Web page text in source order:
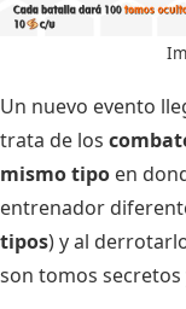
Un nuevo evento
trata de los
mismo tipo en
entrenador
tipos) y al
son tomos secretos